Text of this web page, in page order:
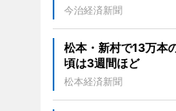
今治経済新聞
松本・新村で13万
頃は3週間ほど
松本経済新聞